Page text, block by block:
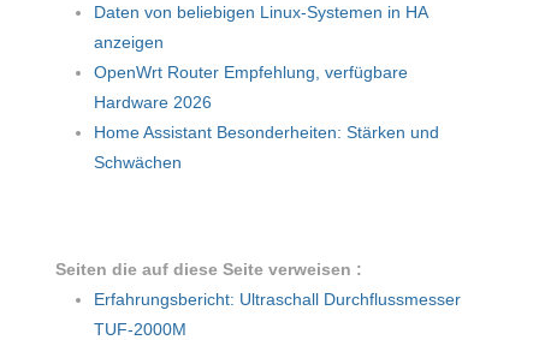
Daten von beliebigen Linux-Systemen in HA
anzeigen
OpenWrt Router Empfehlung, verfügbare
Hardware 2026
Home Assistant Besonderheiten: Stärken und
Schwächen
Seiten die auf diese Seite verweisen :
Erfahrungsbericht: Ultraschall Durchflussmesser
TUF-2000M